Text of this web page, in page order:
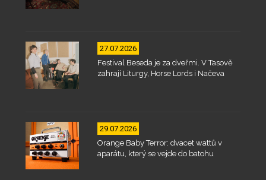
27.07.2026
Festival Beseda je za dveřmi. V Tasově
zahrají Liturgy, Horse Lords i Načeva
29.07.2026
Orange Baby Terror: dvacet wattů v
aparátu, který se vejde do batohu